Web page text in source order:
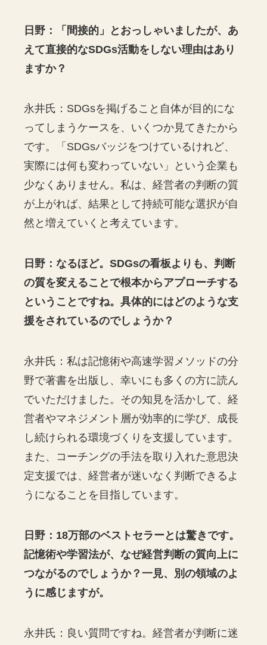
日野：「間接的」とおっしゃいましたが、あ
えて直接的なSDGs活動をしない理由はあり
ますか？
永井氏：SDGsを掲げること自体が目的にな
ってしまうケースを、いくつか見てきたから
です。「SDGsバッジをつけているけれど、
実際には何も変わっていない」という企業も
少なくありません。私は、経営者の判断の質
が上がれば、結果として持続可能な選択が自
然と増えていくと考えています。
日野：なるほど。SDGsの看板よりも、判断
の質を変えることで根本からアプローチする
ということですね。具体的にはどのような支
援をされているのでしょうか？
永井氏：私は記憶術や高速学習メソッドの分
野で著書を出版し、幸いにも多くの方に読ん
でいただけました。その知見を活かして、経
営者やマネジメント層が効率的に学び、成長
し続けられる環境づくりを支援しています。
また、コーチングの手法を取り入れた意思決
定支援では、経営者が迷いなく判断できるよ
うになることを目指しています。
日野：18万部のベストセラーとは驚きです。
記憶術や学習法が、なぜ経営判断の質向上に
つながるのでしょうか？一見、別の領域のよ
うに感じますが。
永井氏：良い質問ですね。経営者が判断に迷